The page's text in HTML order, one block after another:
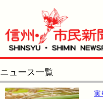
ニュース一覧
実